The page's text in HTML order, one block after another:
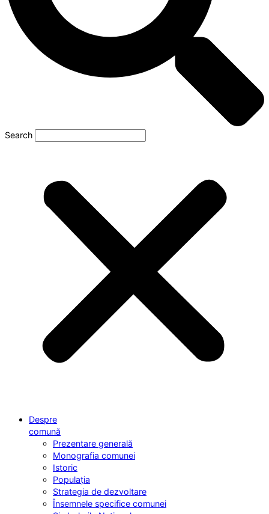
Search
Despre
comună
Prezentare generală
Monografia comunei
Istoric
Populația
Strategia de dezvoltare
Însemnele specifice comunei